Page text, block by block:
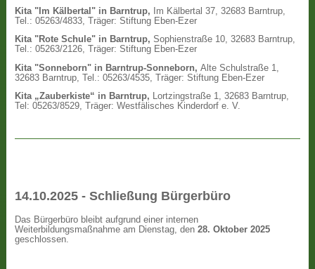
Kita "Im Kälbertal" in Barntrup,
Im Kälbertal 37, 32683 Barntrup,
Tel.: 05263/4833, Träger: Stiftung Eben-Ezer
Kita "Rote Schule" in Barntrup, Sophienstraße 10, 32683 Barntrup,
Tel.: 05263/2126, Träger: Stiftung Eben-Ezer
Kita "Sonneborn" in Barntrup-Sonneborn, Alte Schulstraße 1,
32683 Barntrup, Tel.: 05263/4535, Träger: Stiftung Eben-Ezer
Kita „Zauberkiste“ in Barntrup, Lortzingstraße 1, 32683 Barntrup,
Tel: 05263/8529, Träger: Westfälisches Kinderdorf e. V.
14.10.2025 - Schließung Bürgerbüro
Das Bürgerbüro bleibt aufgrund einer internen
Weiterbildungsmaßnahme am Dienstag, den28. Oktober 2025
geschlossen.